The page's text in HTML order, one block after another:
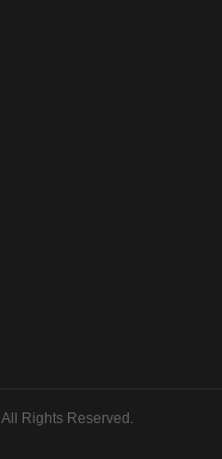
All Rights Reserved.